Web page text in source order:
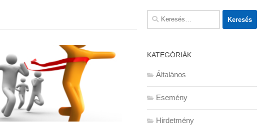
Keresés:
KATEGÓRIÁK
Általános
Esemény
Hirdetmény